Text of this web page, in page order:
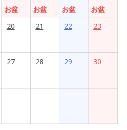
お盆
お盆
お盆
お盆
20 21 22 23
27 28 29 30